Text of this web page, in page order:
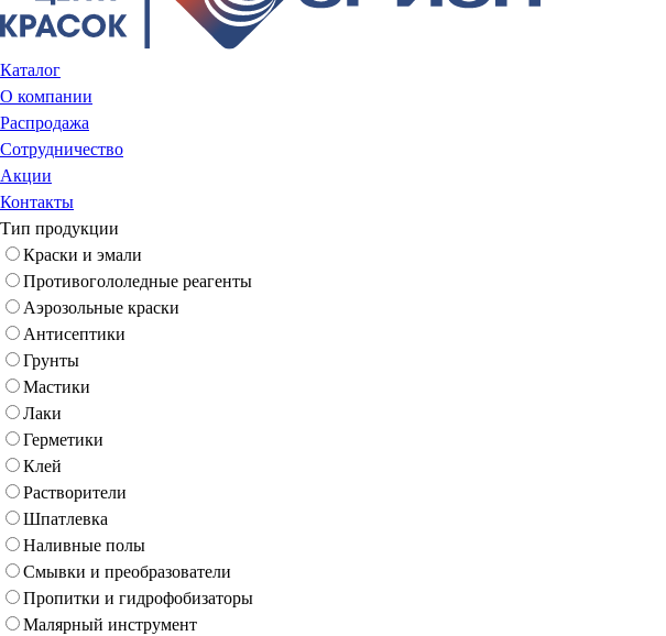
Каталог
О компании
Распродажа
Сотрудничество
Акции
Контакты
Тип продукции
Краски и эмали
Противогололедные реагенты
Аэрозольные краски
Антисептики
Грунты
Мастики
Лаки
Герметики
Клей
Растворители
Шпатлевка
Наливные полы
Смывки и преобразователи
Пропитки и гидрофобизаторы
Малярный инструмент